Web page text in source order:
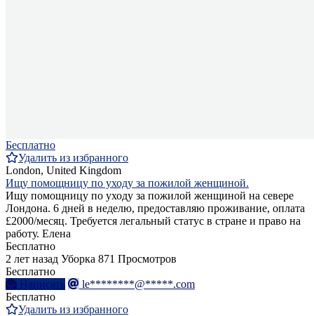
Бесплатно
Удалить из избранного
London, United Kingdom
Ищу помощницу по уходу за пожилой женщиной.
Ищу помощницу по уходу за пожилой женщиной на севере
Лондона. 6 дней в неделю, предоставляю проживание, оплата
£2000/месяц. Требуется легальный статус в стране и право на
работу. Елена
Бесплатно
2 лет назад Уборка 871 Просмотров
Бесплатно
Написать
le********@*****.com
Бесплатно
Удалить из избранного